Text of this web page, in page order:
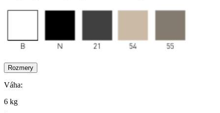
Rozmery
Váha:
6 kg